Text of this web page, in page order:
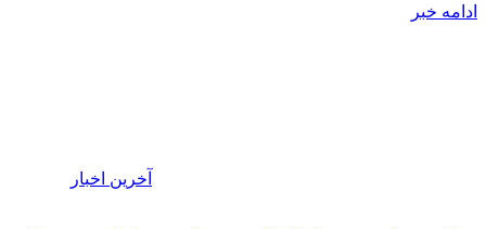
ادامه خبر
آخرین اخبار